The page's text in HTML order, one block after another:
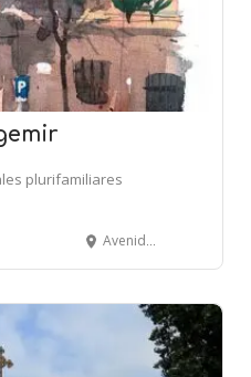
plurifamiliares
Avenida República Argentina, 92 - BARCELONA